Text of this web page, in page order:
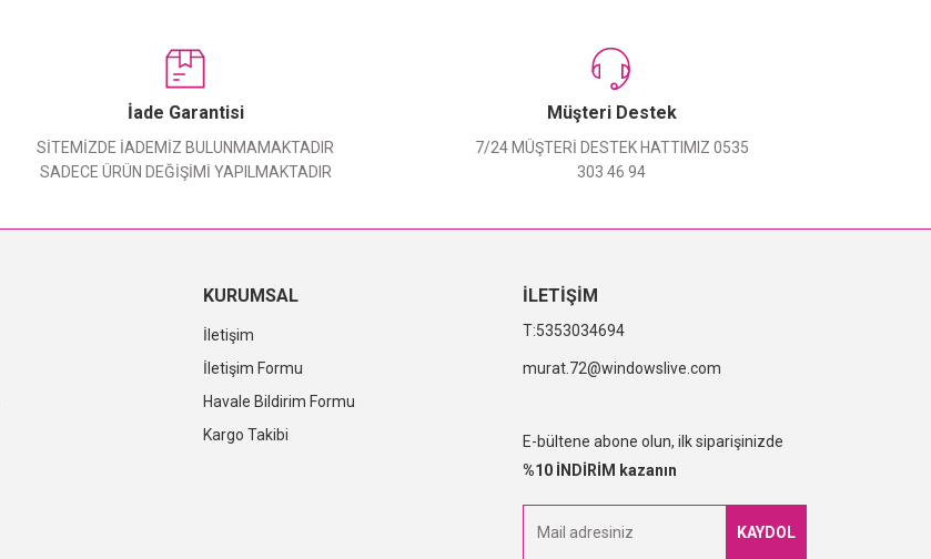
Yorum Yaz
İade Garantisi
SİTEMİZDE İADEMİZ BULUNMAMAKTADIR
SADECE ÜRÜN DEĞİŞİMİ YAPILMAKTADIR
Müşteri Destek
7/24 MÜŞTERİ DESTEK HATTIMIZ 0535
303 46 94
KURUMSAL
İletişim
İletişim Formu
Havale Bildirim Formu
Kargo Takibi
İLETİŞİM
5353034694
murat.72@windowslive.com
E-bültene abone olun, ilk siparişinizde
%10 İNDİRİM kazanın
KAYDOL